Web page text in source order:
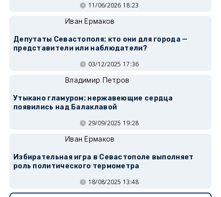
11/06/2026 18:23
Иван Ермаков
Депутаты Севастополя: кто они для города —
представители или наблюдатели?
03/12/2025 17:36
Владимир Петров
Утыкано гламуром: нержавеющие сердца
появились над Балаклавой
29/09/2025 19:28
Иван Ермаков
Избирательная игра в Севастополе выполняет
роль политического термометра
18/08/2025 13:48